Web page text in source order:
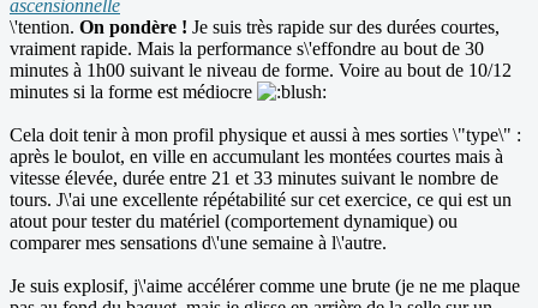
ascensionnelle
\'tention. On pondère ! Je suis très rapide sur des durées courtes,
vraiment rapide. Mais la performance s\'effondre au bout de 30
minutes à 1h00 suivant le niveau de forme. Voire au bout de 10/12
minutes si la forme est médiocre
Cela doit tenir à mon profil physique et aussi à mes sorties \"type\" :
après le boulot, en ville en accumulant les montées courtes mais à
vitesse élevée, durée entre 21 et 33 minutes suivant le nombre de
tours. J\'ai une excellente répétabilité sur cet exercice, ce qui est un
atout pour tester du matériel (comportement dynamique) ou
comparer mes sensations d\'une semaine à l\'autre.
Je suis explosif, j\'aime accélérer comme une brute (je ne me plaque